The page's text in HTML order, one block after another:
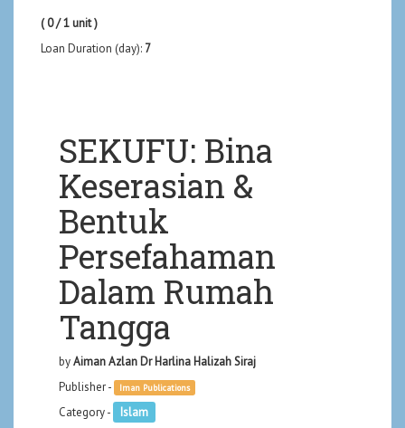
( 0 / 1 unit )
Loan Duration (day): 7
SEKUFU: Bina
Keserasian &
Bentuk
Persefahaman
Dalam Rumah
Tangga
byAiman Azlan Dr Harlina Halizah Siraj
Publisher -
Iman Publications
Category -
Islam